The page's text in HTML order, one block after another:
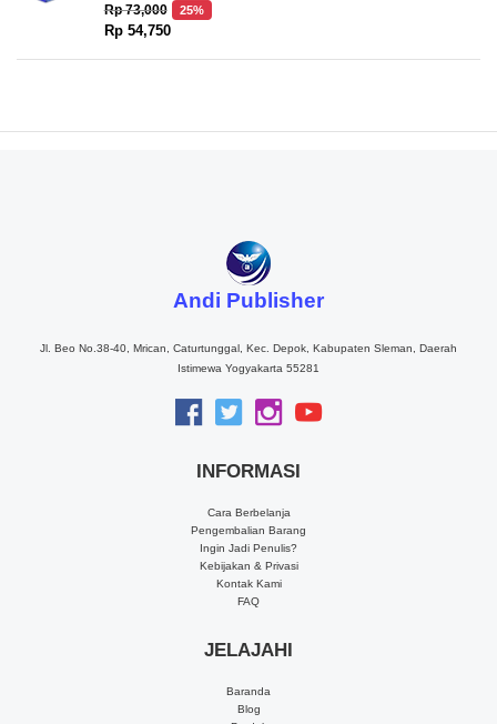
Rp 73,000 25%
Rp 54,750
Andi Publisher
Jl. Beo No.38-40, Mrican, Caturtunggal, Kec. Depok, Kabupaten Sleman, Daerah
Istimewa Yogyakarta 55281
INFORMASI
Cara Berbelanja
Pengembalian Barang
Ingin Jadi Penulis?
Kebijakan & Privasi
Kontak Kami
FAQ
JELAJAHI
Baranda
Blog